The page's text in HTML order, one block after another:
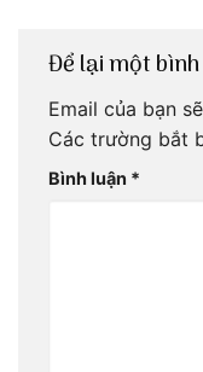
Để lại một
Email của bạn
Các trường bắt
Bình luận *